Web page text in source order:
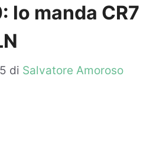
lo manda CR7
di Salvatore Amoroso